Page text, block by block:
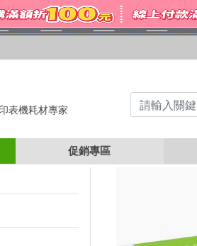
印表機耗材專家
促銷專區
彩色碳粉匣 tn-451